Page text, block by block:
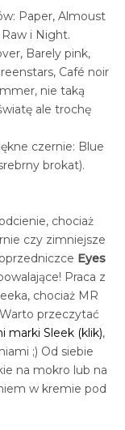
Paper, Almoust
i Night.
Barely pink,
Café noir
nie taką
ale trochę
czernie: Blue
brokat).
chociaż
czy zimniejsze
Eyes
Praca z
chociaż MR
przeczytać
marki Sleek (klik),
;) Od siebie
na mokro lub na
w kremie pod